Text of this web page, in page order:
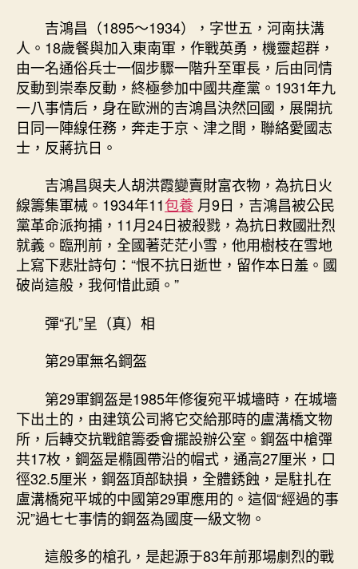
吉鴻昌（1895～1934），字世五，河南扶溝
人。18歲餐與加入東南軍，作戰英勇，機靈超群，
由一名通俗兵士一個步驟一階升至軍長，后由同情
反動到崇奉反動，終極參加中國共產黨。1931年九
一八事情后，身在歐洲的吉鴻昌決然回國，展開抗
日同一陣線任務，奔走于京、津之間，聯絡愛國志
士，反蔣抗日。
吉鴻昌與夫人胡洪霞變賣財富衣物，為抗日火
線籌集軍械。1934年11包養 月9日，吉鴻昌被公民
黨革命派拘捕，11月24日被殺戮，為抗日救國壯烈
就義。臨刑前，全國著茫茫小雪，他用樹枝在雪地
上寫下悲壯詩句：“恨不抗日逝世，留作本日羞。國
破尚這般，我何惜此頭。”
彈“孔”呈（真）相
第29軍無名鋼盔
第29軍鋼盔是1985年修復宛平城墻時，在城墻
下出土的，由建筑公司將它交給那時的盧溝橋文物
所，后轉交抗戰館籌委會擺設辦公室。鋼盔中槍彈
共17枚，鋼盔是橢圓帶沿的帽式，通高27厘米，口
徑32.5厘米，鋼盔頂部缺損，全體銹蝕，是駐扎在
盧溝橋宛平城的中國第29軍應用的。這個“經過的事
況”過七七事情的鋼盔為國度一級文物。
這般多的槍孔，是起源于83年前那場劇烈的戰